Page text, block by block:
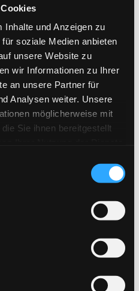
Inhalte und Anzeigen zu
soziale Medien anbieten
unsere Website zu
wir Informationen zu Ihrer
an unsere Partner für
Analysen weiter. Unsere
möglicherweise mit
Sie ihnen bereitgestellt
die leicht laufen
auch nach
an vorhandene